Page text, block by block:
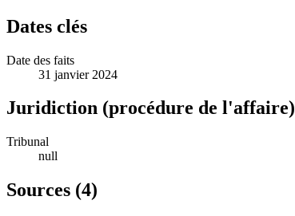
Dates clés
Date des faits
31 janvier 2024
Juridiction (procédure de l'affaire)
Tribunal
null
Sources (4)